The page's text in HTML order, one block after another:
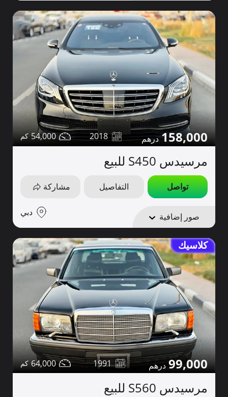
158,000
2018
54,000
مرسيدس S450 للبيع
تواصل التفاصيل مشاركة
صور إضافية دبي
كلاسيك
99,000
1991
64,000
مرسيدس S560 للبيع